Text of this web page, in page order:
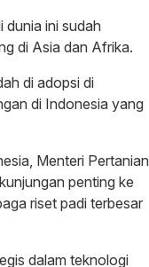
dunia ini sudah
di Asia dan Afrika.
di adopsi di
di Indonesia yang
Menteri Pertanian
penting ke
riset padi terbesar
dalam teknologi